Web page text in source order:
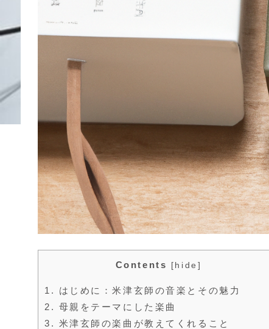
Contents [ hide ]
1.
はじめに：米津玄師の音楽とその魅力
2. 母親をテーマにした楽曲
3. 米津玄師の楽曲が教えてくれること